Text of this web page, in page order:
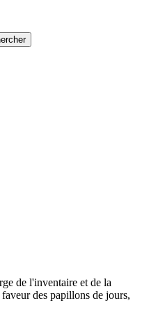
de l'inventaire et de la
des papillons de jours,